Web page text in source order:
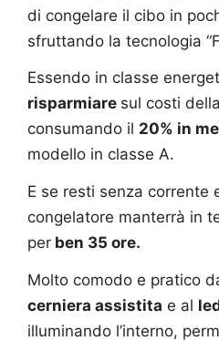
di congelare il cibo in
sfruttando la tecnologia
Essendo in classe
risparmiare sul costi
consumando il 20% in
modello in classe A.
E se resti senza corrente
congelatore manterrà in
per ben 35 ore.
Molto comodo e pratico
cerniera assistita e al
illuminando l’interno,